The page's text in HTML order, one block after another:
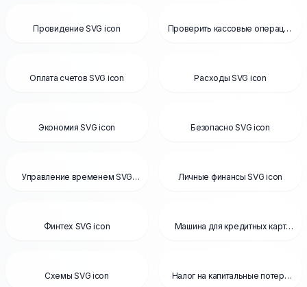
Провидение SVG icon
Проверить кассовые операции
Оплата счетов SVG icon Расходы SVG icon
Экономия SVG icon Безопасно SVG icon
Управление временем SVG
Личные финансы SVG icon
Финтех SVG icon
Машина для кредитных карт
Схемы SVG icon
Налог на капитальные потери